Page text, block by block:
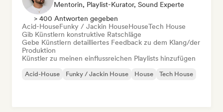
Mentorin, Playlist-Kurator, Sound Experte
> 400 Antworten gegeben
Acid-HouseFunky / Jackin HouseHouseTech House
Gib Künstlern konstruktive Ratschläge
Gebe Künstlern detailliertes Feedback zu dem Klang/der
Produktion
Künstler zu meinen einflussreichen Playlists hinzufügen
Acid-House Funky / Jackin House House Tech House